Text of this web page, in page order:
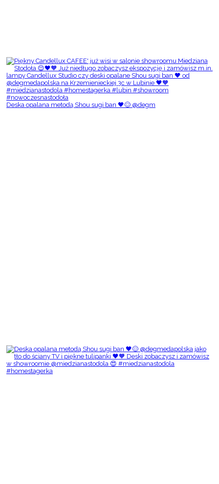
Deska opalana metodą Shou sugi ban 🖤😌 @degm